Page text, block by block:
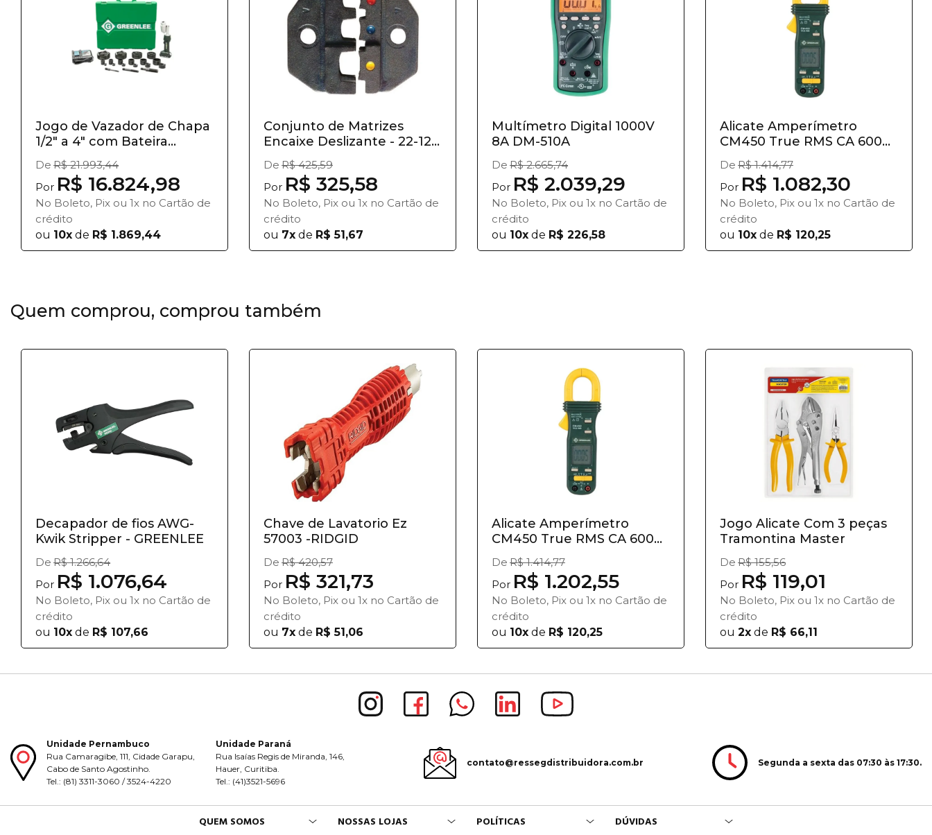
Jogo de Vazador de Chapa
1/2" a 4" com Bateira...
De R$ 21.993,44
Por R$ 16.824,98
No Boleto, Pix ou 1x no Cartão de
crédito
ou 10x de R$ 1.869,44
Conjunto de Matrizes
Encaixe Deslizante - 22-12...
De R$ 425,59
Por R$ 325,58
No Boleto, Pix ou 1x no Cartão de
crédito
ou 7x de R$ 51,67
Multímetro Digital 1000V
8A DM-510A
De R$ 2.665,74
Por R$ 2.039,29
No Boleto, Pix ou 1x no Cartão de
crédito
ou 10x de R$ 226,58
Alicate Amperímetro
CM450 True RMS CA 600V,
600A
De R$ 1.414,77
Por R$ 1.082,30
No Boleto, Pix ou 1x no Cartão de
crédito
ou 10x de R$ 120,25
Quem comprou, comprou também
Decapador de fios AWG-
Kwik Stripper - GREENLEE
De R$ 1.266,64
Por R$ 1.076,64
No Boleto, Pix ou 1x no Cartão de
crédito
ou 10x de R$ 107,66
Chave de Lavatorio Ez
57003 -RIDGID
De R$ 420,57
Por R$ 321,73
No Boleto, Pix ou 1x no Cartão de
crédito
ou 7x de R$ 51,06
Alicate Amperímetro
CM450 True RMS CA 600V,
600A
De R$ 1.414,77
Por R$ 1.202,55
No Boleto, Pix ou 1x no Cartão de
crédito
ou 10x de R$ 120,25
Jogo Alicate Com 3 peças
Tramontina Master
De R$ 155,56
Por R$ 119,01
No Boleto, Pix ou 1x no Cartão de
crédito
ou 2x de R$ 66,11
Unidade Pernambuco
Rua Camaragibe, 111, Cidade Garapu,
Cabo de Santo Agostinho.
Tel.: (81) 3311-3060 / 3524-4220
Unidade Paraná
Rua Isaías Regis de Miranda, 146,
Hauer, Curitiba.
Tel.: (41)3521-5696
contato@ressegdistribuidora.com.br Segunda a sexta das 07:30 às 17:30.
QUEM SOMOS NOSSAS LOJAS POLÍTICAS DÚVIDAS